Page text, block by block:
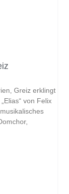
Greiz erklingt
von Felix